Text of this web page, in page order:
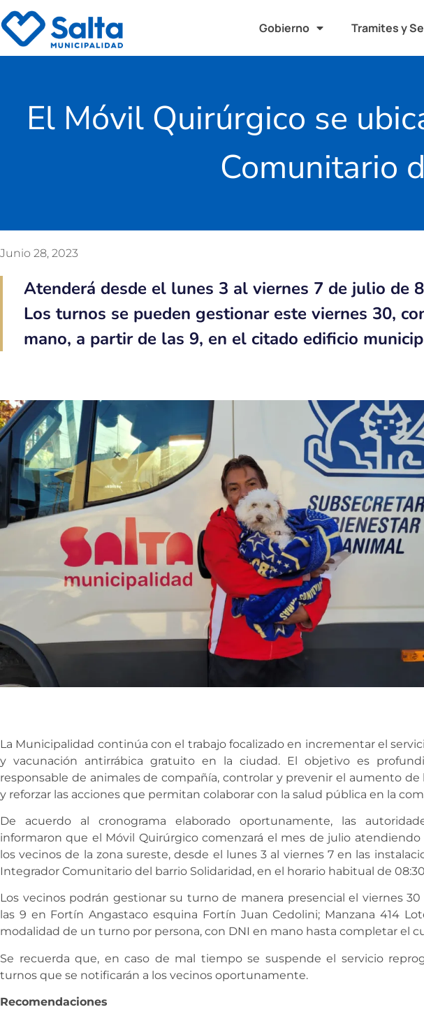
Gobierno Tramites y
El Móvil Quirúrgico se
Comunitario
Junio 28, 2023
Atenderá desde el lunes 3 al viernes 7 de julio de
Los turnos se pueden gestionar este viernes 30,
mano, a partir de las 9, en el citado edificio
La Municipalidad continúa con el trabajo focalizado en incrementar el
y vacunación antirrábica gratuito en la ciudad. El objetivo es
responsable de animales de compañía, controlar y prevenir el aumento de
y reforzar las acciones que permitan colaborar con la salud pública en la
De acuerdo al cronograma elaborado oportunamente, las
informaron que el Móvil Quirúrgico comenzará el mes de julio
los vecinos de la zona sureste, desde el lunes 3 al viernes 7 en las
Integrador Comunitario del barrio Solidaridad, en el horario habitual de 08:30
Los vecinos podrán gestionar su turno de manera presencial el viernes
las 9 en Fortín Angastaco esquina Fortín Juan Cedolini; Manzana 414
modalidad de un turno por persona, con DNI en mano hasta completar el
Se recuerda que, en caso de mal tiempo se suspende el servicio
turnos que se notificarán a los vecinos oportunamente.
Recomendaciones